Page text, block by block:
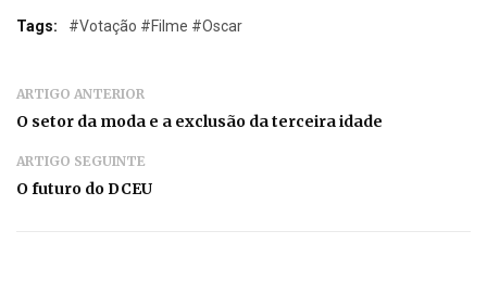
Tags: #Votação #Filme #Oscar
ARTIGO ANTERIOR
O setor da moda e a exclusão da terceira idade
ARTIGO SEGUINTE
O futuro do DCEU